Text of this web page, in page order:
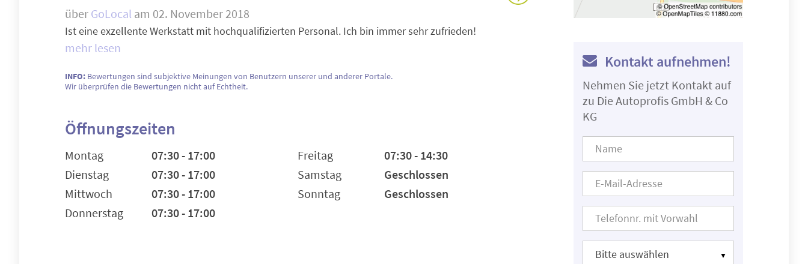
über GoLocal am 02. November 2018
Ist eine exzellente Werkstatt mit hochqualifizierten Personal. Ich bin immer sehr zufrieden!
mehr lesen
INFO: Bewertungen sind subjektive Meinungen von Benutzern unserer und anderer Portale.
Wir überprüfen die Bewertungen nicht auf Echtheit.
Öffnungszeiten
Montag
07:30 - 17:00
Dienstag
07:30 - 17:00
Mittwoch
07:30 - 17:00
Donnerstag
07:30 - 17:00
Freitag
07:30 - 14:30
Samstag
Geschlossen
Sonntag
Geschlossen
Kontakt aufnehmen!
Nehmen Sie jetzt Kontakt auf
zu Die Autoprofis GmbH & Co
KG